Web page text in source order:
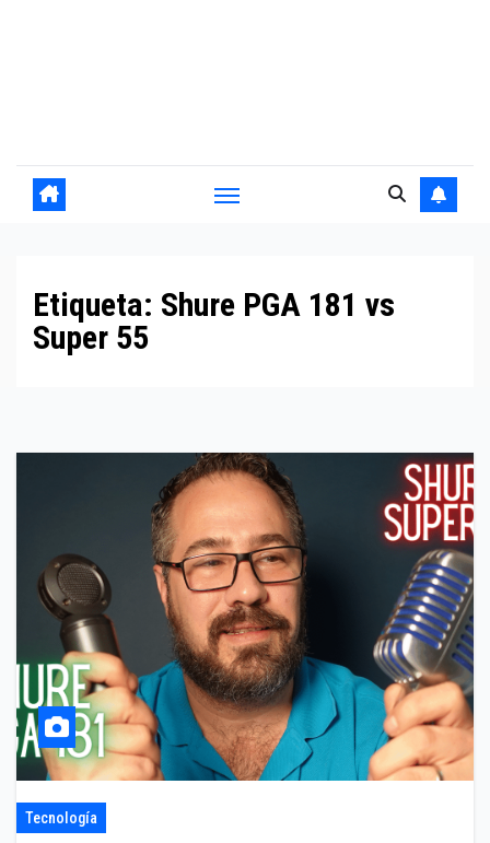
Etiqueta: Shure PGA 181 vs
Super 55
Tecnología